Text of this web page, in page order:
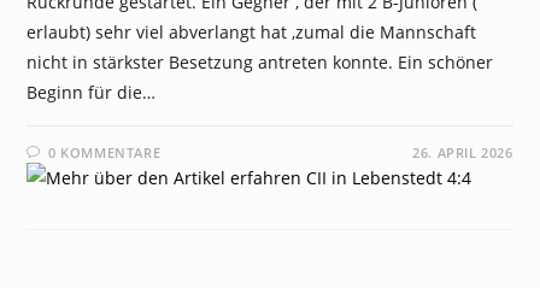
erlaubt) sehr viel abverlangt hat ,zumal die Mannschaft
nicht in stärkster Besetzung antreten konnte. Ein schöner
Beginn für die…
0 KOMMENTARE 26. APRIL 2026